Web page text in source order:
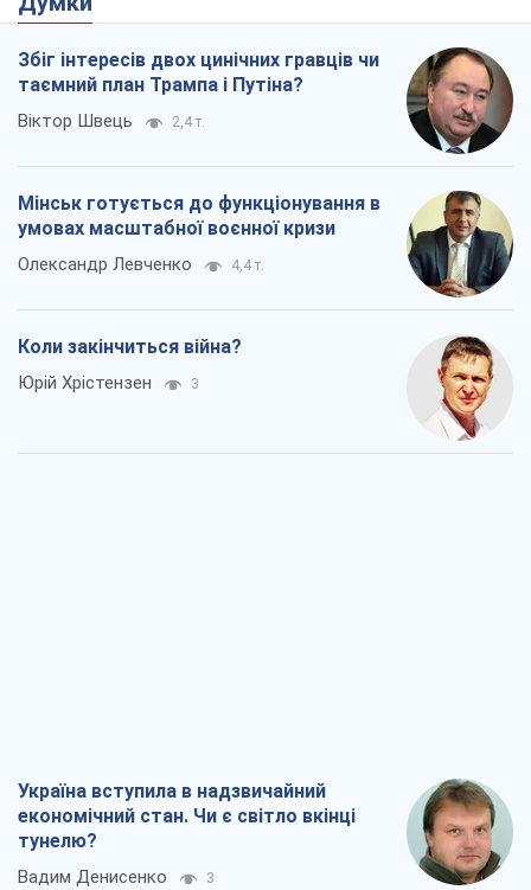
Збіг інтересів двох цинічних гравців чи
таємний план Трампа і Путіна?
Віктор Швець 2,4 т.
Мінськ готується до функціонування в
умовах масштабної воєнної кризи
Олександр Левченко 4,4 т.
Коли закінчиться війна?
Юрій Хрістензен 3
Україна вступила в надзвичайний
економічний стан. Чи є світло вкінці
тунелю?
Вадим Денисенко 3